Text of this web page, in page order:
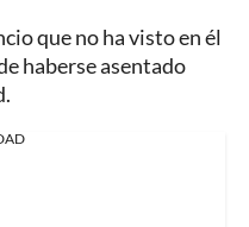
que no ha visto en él
haberse asentado